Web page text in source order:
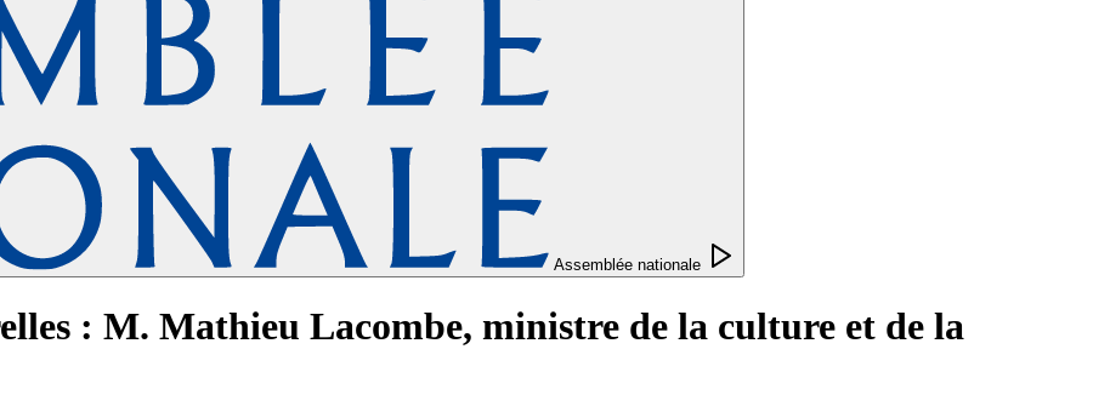
Assemblée nationale
: M. Mathieu Lacombe, ministre de la culture et de la